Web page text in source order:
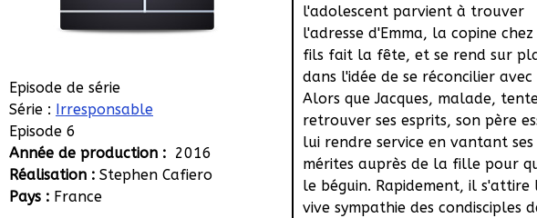
Episode de série
Série : Irresponsable
Episode 6
Année de production : 2016
Réalisation : Stephen Cafiero
Pays : France
l'adolescent parvient à trouver
l'adresse d'Emma, la copine chez
fils fait la fête, et se rend sur
dans l'idée de se réconcilier avec
Alors que Jacques, malade,
retrouver ses esprits, son père
lui rendre service en vantant ses
mérites auprès de la fille pour
le béguin. Rapidement, il s'attire
vive sympathie des condisciples